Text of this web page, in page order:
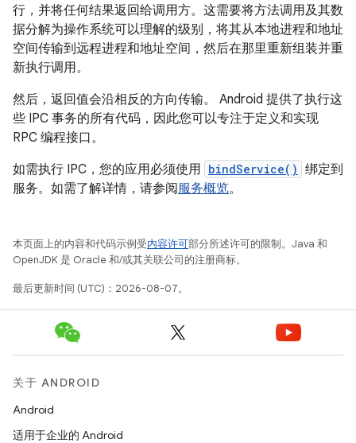
行，并将任何结果返回给调用方。这需要将方法调用及其数
据分解为操作系统可以理解的级别，将其从本地进程和地址
空间传输到远程进程和地址空间，然后在那里重新组装并重
新执行调用。
然后，返回值会沿相反的方向传输。 Android 提供了执行这
些 IPC 事务的所有代码，因此您可以专注于定义和实现
RPC 编程接口。
如需执行 IPC，您的应用必须使用 bindService() 绑定到
服务。如需了解详情，请参阅服务概览。
本页面上的内容和代码示例受内容许可部分所述许可的限制。Java 和
OpenJDK 是 Oracle 和/或其关联公司的注册商标。
最后更新时间 (UTC)：2026-08-07。
关于 ANDROID
Android
适用于企业的 Android